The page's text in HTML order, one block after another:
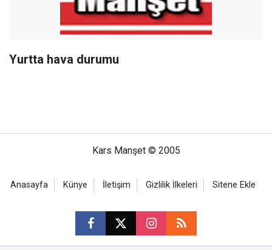
Yurtta hava durumu
Kars Manşet © 2005
Anasayfa Künye İletişim Gizlilik İlkeleri Sitene Ekle